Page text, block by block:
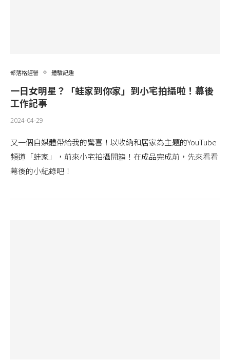
部落格經營 體驗記趣
一日女明星？「蛙家到你家」到小宅拍攝啦！幕後
工作記事
2024-04-29
又一個自媒體帶給我的驚喜！以收納和居家為主題的YouTube
頻道「蛙家」，前來小宅拍攝開箱！在成品完成前，先來看看
幕後的小紀錄吧！